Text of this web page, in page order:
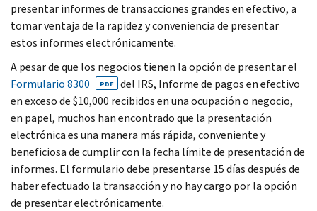
presentar informes de transacciones grandes en efectivo, a
tomar ventaja de la rapidez y conveniencia de presentar
estos informes electrónicamente.
A pesar de que los negocios tienen la opción de presentar el
Formulario 8300
PDF
del IRS, Informe de pagos en efectivo
en exceso de $10,000 recibidos en una ocupación o negocio,
en papel, muchos han encontrado que la presentación
electrónica es una manera más rápida, conveniente y
beneficiosa de cumplir con la fecha límite de presentación de
informes. El formulario debe presentarse 15 días después de
haber efectuado la transacción y no hay cargo por la opción
de presentar electrónicamente.